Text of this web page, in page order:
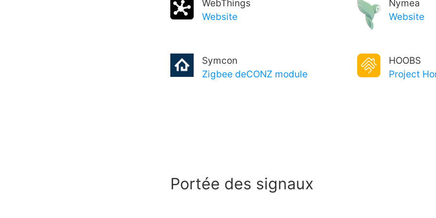
WebThings
Website
Nymea
Website
Symcon
Zigbee deCONZ module
HOOBS
Project
Portée des signaux